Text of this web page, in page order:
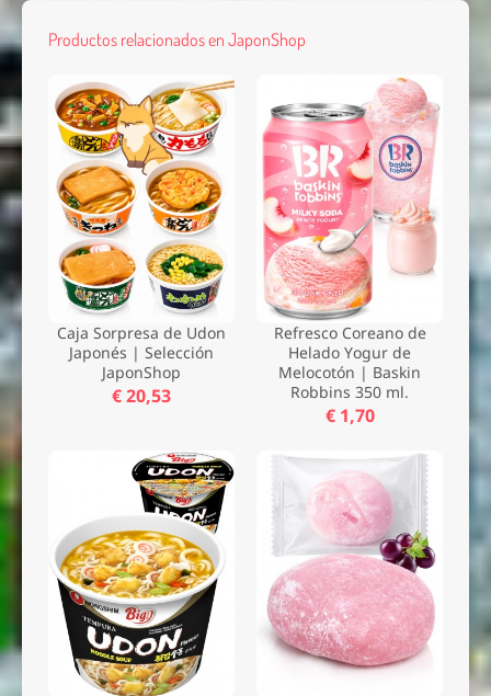
Productos relacionados en JaponShop
Caja Sorpresa de Udon
Japonés | Selección
JaponShop
€ 20,53
Refresco Coreano de
Helado Yogur de
Melocotón | Baskin
Robbins 350 ml.
€ 1,70